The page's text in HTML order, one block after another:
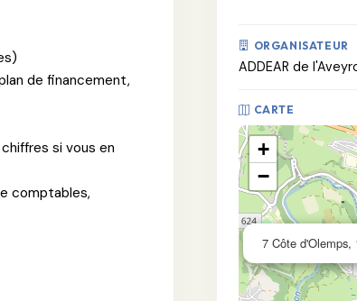
de financement,
si vous en
comptables,
ORGANISATEUR
ADDEAR de
CARTE
7 Côte d'Olemps,
+
−